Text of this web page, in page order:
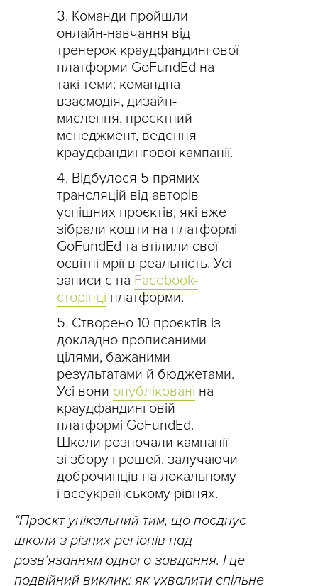
Команди пройшли
онлайн-навчання від
тренерок краудфандингової
платформи GoFundEd на
такі теми: командна
взаємодія, дизайн-
мислення, проєктний
менеджмент, ведення
краудфандингової кампанії.
Відбулося 5 прямих
трансляцій від авторів
успішних проєктів, які вже
зібрали кошти на платформі
GoFundEd та втілили свої
освітні мрії в реальність. Усі
записи є на Facebook-
сторінці платформи.
Створено 10 проєктів із
докладно прописаними
цілями, бажаними
результатами й бюджетами.
Усі вони опубліковані на
краудфандинговій
платформі GoFundEd.
Школи розпочали кампанії
зі збору грошей, залучаючи
доброчинців на локальному
і всеукраїнському рівнях.
“Проєкт унікальний тим, що поєднує
школи з різних регіонів над
розв’язанням одного завдання. І це
подвійний виклик: як ухвалити спільне